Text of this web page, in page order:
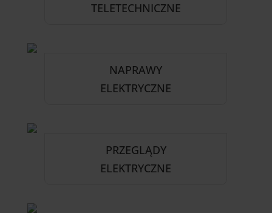
TELETECHNICZNE
NAPRAWY
ELEKTRYCZNE
PRZEGLĄDY
ELEKTRYCZNE